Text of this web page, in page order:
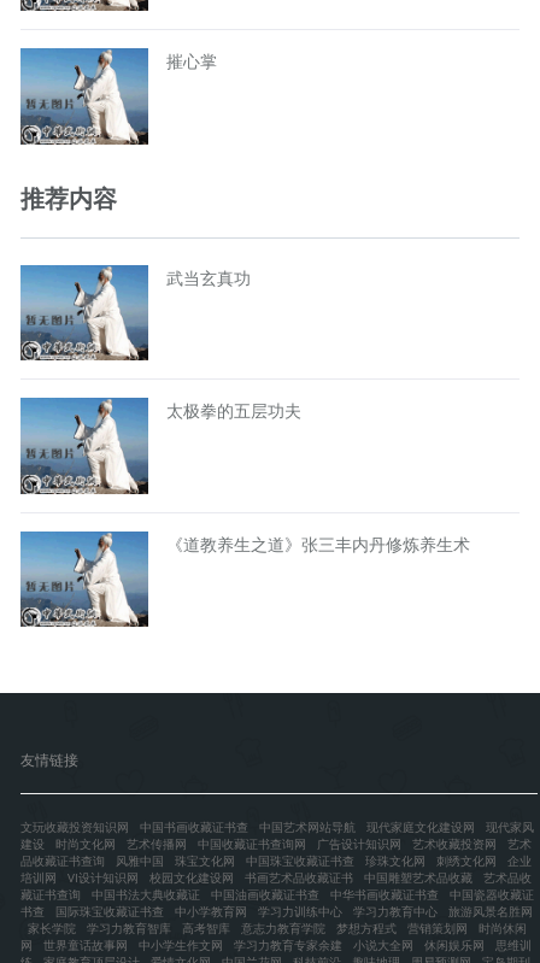
摧心掌
推荐内容
武当玄真功
太极拳的五层功夫
《道教养生之道》张三丰内丹修炼养生术
友情链接
文玩收藏投资知识网 中国书画收藏证书查 中国艺术网站导航 现代家庭文化建设网
现代家风
建设
时尚文化网 艺术传播网 中国收藏证书查询网 广告设计知识网 艺术收藏投资网
艺术
品收藏证书查询
风雅中国 珠宝文化网 中国珠宝收藏证书查 珍珠文化网 刺绣文化网
企业
培训网
VI设计知识网 校园文化建设网 书画艺术品收藏证书 中国雕塑艺术品收藏
艺术品收
藏证书查询
中国书法大典收藏证 中国油画收藏证书查 中华书画收藏证书查
中国瓷器收藏证
书查
国际珠宝收藏证书查 中小学教育网 学习力训练中心 学习力教育中心
旅游风景名胜网
家长学院
学习力教育智库 高考智库 意志力教育学院 梦想方程式 营销策划网
时尚休闲
网
世界童话故事网 中小学生作文网 学习力教育专家余建 小说大全网 休闲娱乐网
思维训